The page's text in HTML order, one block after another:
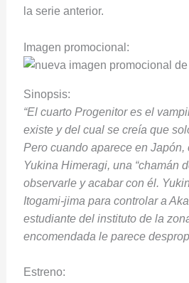
la serie anterior.
Imagen promocional:
Sinopsis:
“El cuarto Progenitor es el
existe y del cual se creía que
Pero cuando aparece en Japón,
Yukina Himeragi, una “chamán
observarle y acabar con él.
Itogami-jima para controlar a
estudiante del instituto de la
encomendada le parece
Estreno: